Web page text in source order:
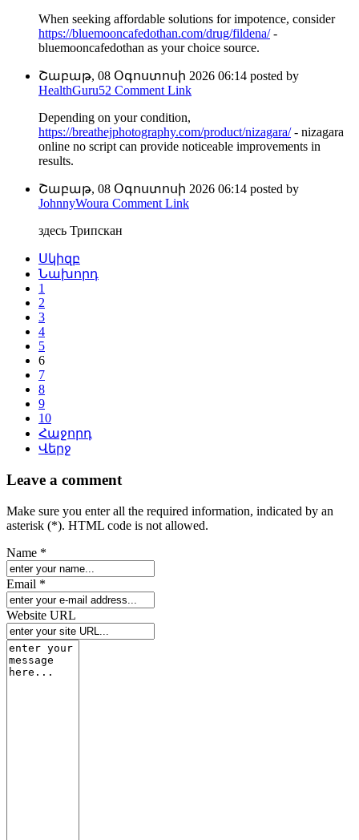
When seeking affordable solutions for impotence, consider
https://bluemooncafedothan.com/drug/fildena/-
bluemooncafedothan as your choice source.
Շաբաթ, 08 Օգոստոսի 2026 06:14 posted by
HealthGuru52 Comment Link
Depending on your condition,
https://breathejphotography.com/product/nizagara/- nizagara
online no script can provide noticeable improvements in
results.
Շաբաթ, 08 Օգոստոսի 2026 06:14 posted by
JohnnyWoura Comment Link
здесь Трипскан
Սկիզբ
Նախորդ
1
2
3
4
5
6
7
8
9
10
Հաջորդ
Վերջ
Leave a comment
Make sure you enter all the required information, indicated by an
asterisk (*). HTML code is not allowed.
Name *
Email *
Website URL